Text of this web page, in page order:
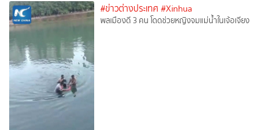
#ข่าวต่างประเทศ #Xinhua
พลเมืองดี 3 คน โดดช่วยหญิงจมแม่น้ำในเจ้อเจียง